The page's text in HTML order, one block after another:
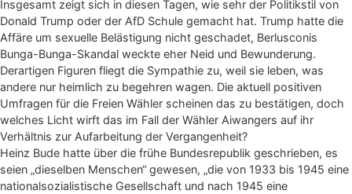
Insgesamt zeigt sich in diesen Tagen, wie sehr der Politikstil von
Donald Trump oder der AfD Schule gemacht hat. Trump hatte die
Affäre um sexuelle Belästigung nicht geschadet, Berlusconis
Bunga-Bunga-Skandal weckte eher Neid und Bewunderung.
Derartigen Figuren fliegt die Sympathie zu, weil sie leben, was
andere nur heimlich zu begehren wagen. Die aktuell positiven
Umfragen für die Freien Wähler scheinen das zu bestätigen, doch
welches Licht wirft das im Fall der Wähler Aiwangers auf ihr
Verhältnis zur Aufarbeitung der Vergangenheit?
Heinz Bude hatte über die frühe Bundesrepublik geschrieben, es
seien „dieselben Menschen“ gewesen, „die von 1933 bis 1945 eine
nationalsozialistische Gesellschaft und nach 1945 eine